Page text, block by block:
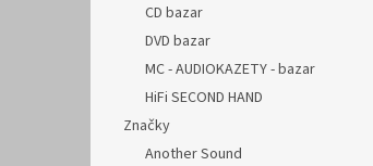
CD bazar
DVD bazar
MC - AUDIOKAZETY - bazar
HiFi SECOND HAND
Značky
Another Sound